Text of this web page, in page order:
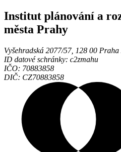
Institut plánování a
města Prahy
Vyšehradská 2077/57, 128 00
ID datové schránky: c2zmahu
IČO: 70883858
DIČ: CZ70883858